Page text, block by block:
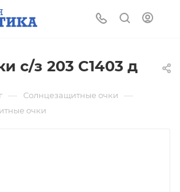
с/з 203 C1403 д
— Солнцезащитные очки —
очки